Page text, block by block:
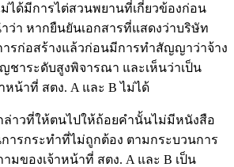
ได้มีการไต่สวนพยานที่เกี่ยวข้องก่อน
า หากยืนยันเอกสารที่แสดงว่าบริษัท
ารก่อสร้างแล้วก่อนมีการทำสัญญาว่าจ้าง
ชาระดับสูงพิจารณา และเห็นว่าเป็น
หน้าที่ สตง. A และ B ไม่ได้
ล่าวที่ให้ตนไปให้ถ้อยคำนั้นไม่มีหนังสือ
ารกระทำที่ไม่ถูกต้อง ตามกระบวนการ
มของเจ้าหน้าที่ สตง. A และ B เป็น